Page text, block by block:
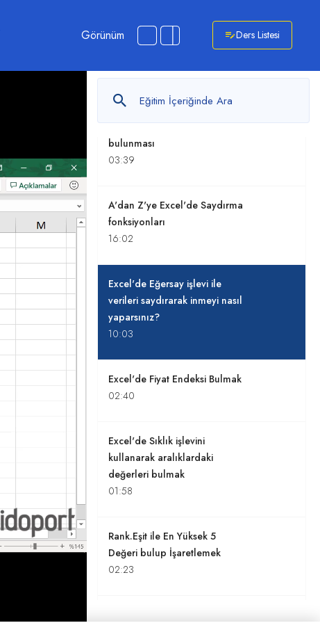
Görünüm Ders Listesi
dayanarak gelecekteki
değerleri tahmin etmek
Excel'de Ortanca (Median) ve
Ortalama değerlerin
bulunması
03:39
A'dan Z'ye Excel'de Saydırma
fonksiyonları
16:02
Excel'de Eğersay işlevi ile
verileri saydırarak inmeyi nasıl
yaparsınız?
10:03
Excel'de Fiyat Endeksi Bulmak
02:40
Excel'de Sıklık işlevini
kullanarak aralıklardaki
değerleri bulmak
01:58
Rank.Eşit ile En Yüksek 5
Değeri bulup İşaretlemek
02:23